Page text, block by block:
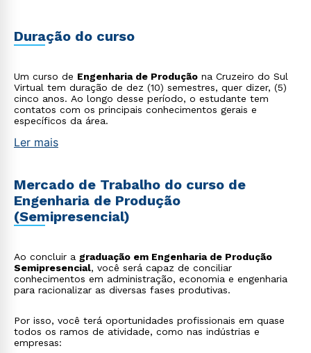
Duração do curso
Um curso de Engenharia de Produção na Cruzeiro do Sul
Virtual tem duração de dez (10) semestres, quer dizer, (5)
cinco anos. Ao longo desse período, o estudante tem
contatos com os principais conhecimentos gerais e
específicos da área.
Ler mais
Mercado de Trabalho do curso de
Engenharia de Produção
(Semipresencial)
Ao concluir a graduação em Engenharia de Produção
Semipresencial, você será capaz de conciliar
conhecimentos em administração, economia e engenharia
para racionalizar as diversas fases produtivas.
Por isso, você terá oportunidades profissionais em quase
todos os ramos de atividade, como nas indústrias e
empresas: